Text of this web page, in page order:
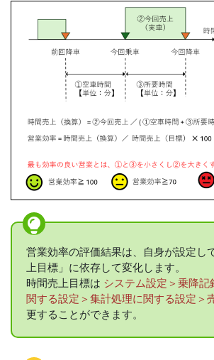
営業効率の評価結果は、自身が設定し
上目標」に依存して変化します。
時間売上目標は システム設定＞乗降記
関する設定＞集計処理に関する設定＞
更することができます。